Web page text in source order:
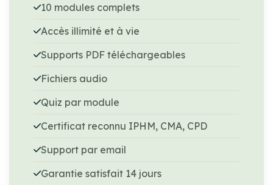
10 modules complets
Accès illimité et à vie
Supports PDF téléchargeables
Fichiers audio
Quiz par module
Certificat reconnu IPHM, CMA, CPD
Support par email
Garantie satisfait 14 jours